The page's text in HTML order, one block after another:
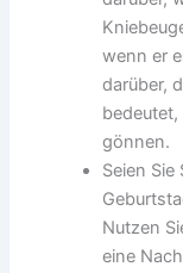
wenn er
darüber,
gönnen.
Seien
Nutzen
eine